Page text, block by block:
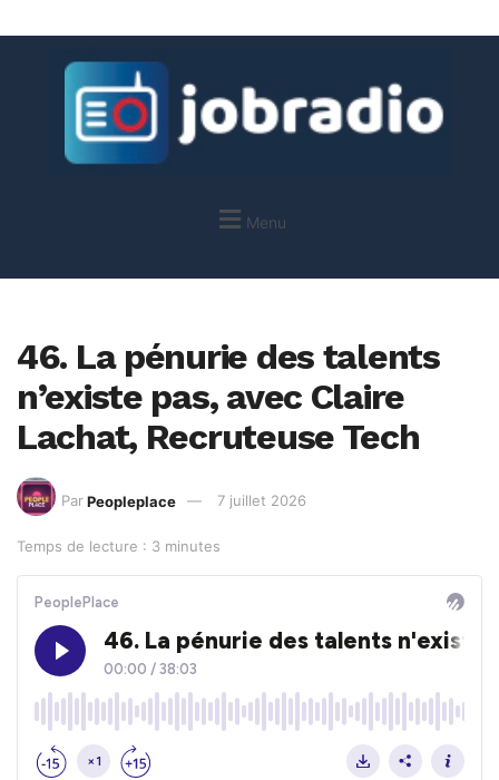
Menu
46. La pénurie des talents
n’existe pas, avec Claire
Lachat, Recruteuse Tech
Par Peopleplace 7 juillet 2026
Temps de lecture : 3 minutes